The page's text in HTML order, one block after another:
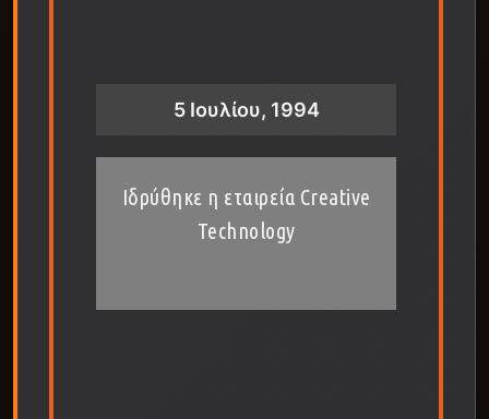
5 Ιουλίου, 1994
Ιδρύθηκε η εταιρεία Creative
Technology